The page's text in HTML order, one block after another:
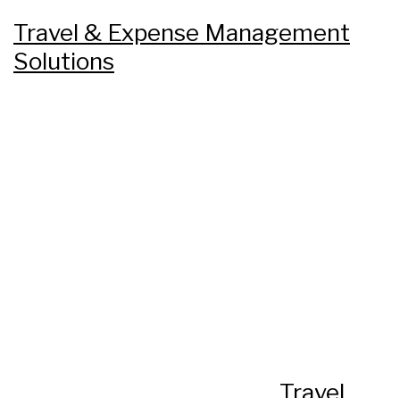
Travel & Expense Management
Solutions